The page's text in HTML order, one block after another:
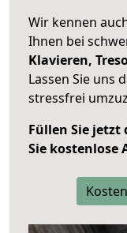
Wir kennen
Ihnen bei
Klavieren,
Lassen Sie uns
stressfrei
Füllen Sie
Sie kostenlose